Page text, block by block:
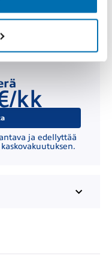
kk
ja edellyttää